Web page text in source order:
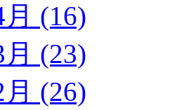
(16)
(23)
(26)